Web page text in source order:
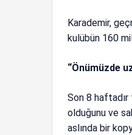
Karademir,
kulübün 160
“Önümüzde
Son 8 haftadır
olduğunu ve
aslında bir